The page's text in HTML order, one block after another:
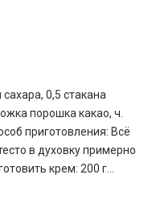
0,5 стакана
порошка какао, ч.
приготовления: Всё
в духовку примерно
крем: 200 г...